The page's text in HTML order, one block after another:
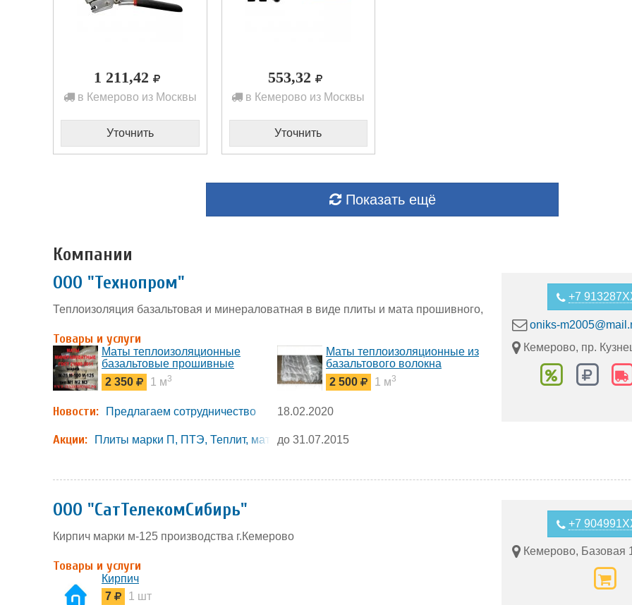
1 211,42
в Кемерово из Москвы
Уточнить
553,32
в Кемерово из Москвы
Уточнить
Показать ещё
Компании
ООО "Технопром"
Теплоизоляция базальтовая и минераловатная в виде плиты и мата прошивного,
Товары и услуги
Маты теплоизоляционные
базальтовые прошивные
марки БСТВ, МТБ, ТИБ,
МБТВ, МПБ, МТБЗО
2 350 1 м3
Маты теплоизоляционные из
базальтового волокна
прошивные на стеклоткани с
двух, четырех, шести сторо
2 500 1 м3
Новости: Предлагаем сотрудничество 18.02.2020
Акции: Плиты марки П, ПТЭ, Теплит, маты мин, базальтовые
до 31.07.2015
+7
oniks-
Кемерово, пр.
ООО "СатТелекомСибирь"
Кирпич марки м-125 производства г.Кемерово
Товары и услуги
Кирпич
7
1 шт
+7
Кемерово, Базовая